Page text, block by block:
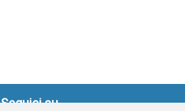
Seguici su